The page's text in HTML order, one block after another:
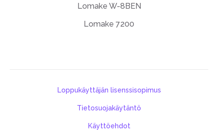
Lomake W-8BEN
Lomake 7200
Loppukäyttäjän lisenssisopimus
Tietosuojakäytäntö
Käyttöehdot